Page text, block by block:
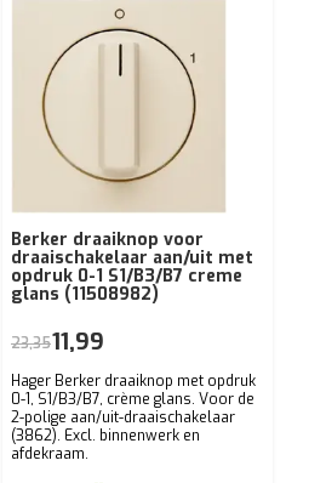
Berker draaiknop voor
draaischakelaar aan/uit met
opdruk 0-1 S1/B3/B7 creme
glans (11508982)
Hager Berker draaiknop met opdruk
0-1, S1/B3/B7, crème glans. Voor de
2-polige aan/uit-draaischakelaar
(3862). Excl. binnenwerk en
afdekraam.
23,3511,99